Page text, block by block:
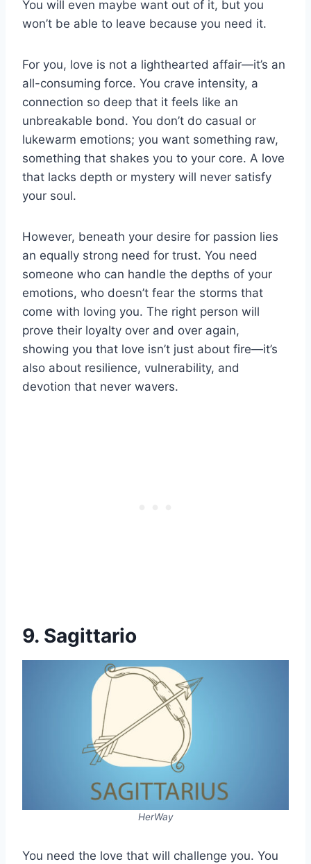
You will even maybe want out of it, but you
won’t be able to leave because you need it.
For you, love is not a lighthearted affair—it’s an
all-consuming force. You crave intensity, a
connection so deep that it feels like an
unbreakable bond. You don’t do casual or
lukewarm emotions; you want something raw,
something that shakes you to your core. A love
that lacks depth or mystery will never satisfy
your soul.
However, beneath your desire for passion lies
an equally strong need for trust. You need
someone who can handle the depths of your
emotions, who doesn’t fear the storms that
come with loving you. The right person will
prove their loyalty over and over again,
showing you that love isn’t just about fire—it’s
also about resilience, vulnerability, and
devotion that never wavers.
9. Sagittario
HerWay
You need the love that will challenge you. You